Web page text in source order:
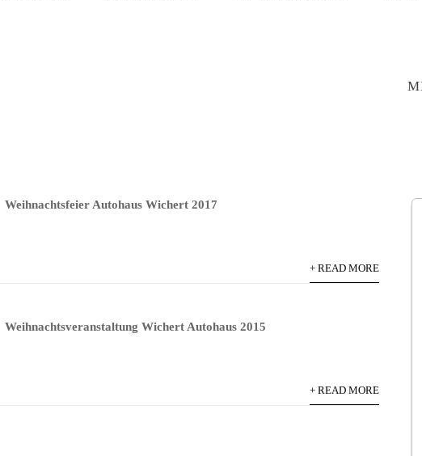
Weihnachtsfeier Autohaus Wichert 2017
+ READ MORE
Weihnachtsveranstaltung Wichert Autohaus 2015
+ READ MORE